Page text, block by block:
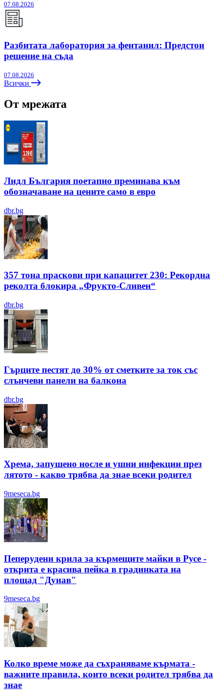
07.08.2026
Разбитата лаборатория за фентанил: Предстои
решение на съда
07.08.2026
Всички
От мрежата
Лидл България поетапно преминава към
обозначаване на цените само в евро
dbr.bg
357 тона праскови при капацитет 230: Рекордна
реколта блокира „Фрукто-Сливен“
dbr.bg
Гърците пестят до 30% от сметките за ток със
слънчеви панели на балкона
dbr.bg
Хрема, запушено носле и ушни инфекции през
лятотo - какво трябва да знае всеки родител
9meseca.bg
Пеперудени крила за кърмещите майки в Русе -
открита е красива пейка в градинката на
площад "Дунав"
9meseca.bg
Колко време може да съхраняваме кърмата -
важните правила, които всеки родител трябва да
знае